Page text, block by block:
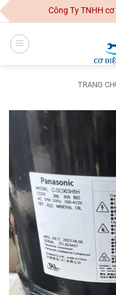
Skip
to
content
Công Ty TNHH cơ
TRANG